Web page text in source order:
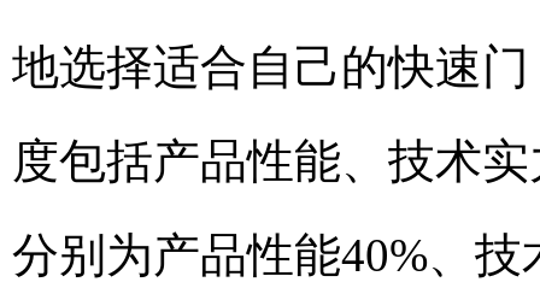
地选择适合自己的快速
度包括产品性能、技术
分别为产品性能40%、